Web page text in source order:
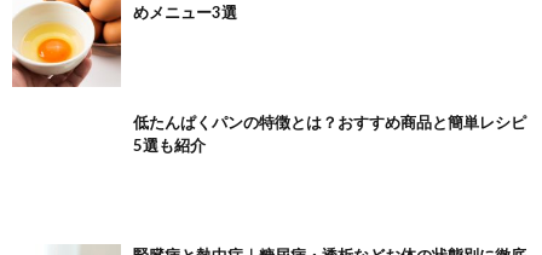
めメニュー3選
低たんぱくパンの特徴とは？おすすめ商品と簡単レシピ
5選も紹介